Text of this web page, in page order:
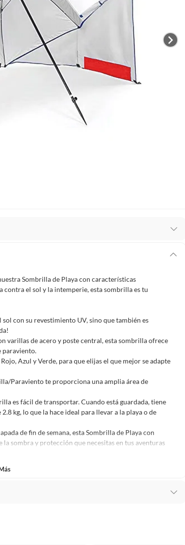
intactos y sin uso, tal como te lo entregamos. Ten
deteriorarse o caducar con rapidez.
electrónica, por ejemplo, cupones de experiencia o
reparados, abiertos, de segunda selección,
en esa condición a un precio reducido.
entre otros análogos.
Sombrilla de Playa con características
el sol y la intemperie, esta sombrilla es tu
con su revestimiento UV, sino que también es
varillas de acero y poste central, esta sombrilla ofrece
paraviento.
Azul y Verde, para que elijas el que mejor se adapte
Paraviento te proporciona una amplia área de
es fácil de transportar. Cuando está guardada, tiene
kg, lo que la hace ideal para llevar a la playa o de
de fin de semana, esta Sombrilla de Playa con
sombra y protección que necesitas en tus aventuras